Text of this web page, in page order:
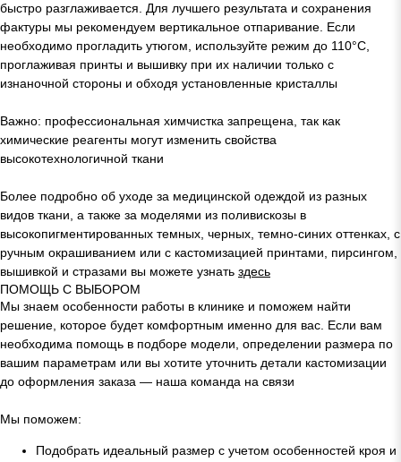
быстро разглаживается. Для лучшего результата и сохранения
фактуры мы рекомендуем вертикальное отпаривание. Если
необходимо прогладить утюгом, используйте режим до 110°C,
проглаживая принты и вышивку при их наличии только с
изнаночной стороны и обходя установленные кристаллы
Важно: профессиональная химчистка запрещена, так как
химические реагенты могут изменить свойства
высокотехнологичной ткани
Более подробно об уходе за медицинской одеждой из разных
видов ткани, а также за моделями из поливискозы в
высокопигментированных темных, черных, темно-синих оттенках, с
ручным окрашиванием или с кастомизацией принтами, пирсингом,
вышивкой и стразами вы можете узнать здесь
ПОМОЩЬ С ВЫБОРОМ
Мы знаем особенности работы в клинике и поможем найти
решение, которое будет комфортным именно для вас. Если вам
необходима помощь в подборе модели, определении размера по
вашим параметрам или вы хотите уточнить детали кастомизации
до оформления заказа — наша команда на связи
Мы поможем:
Подобрать идеальный размер с учетом особенностей кроя и